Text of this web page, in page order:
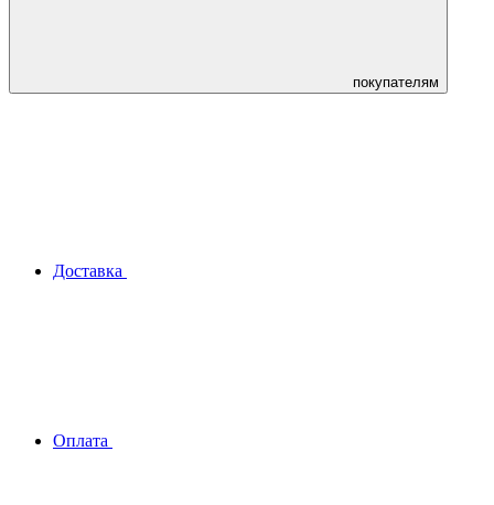
покупателям
Доставка
Оплата